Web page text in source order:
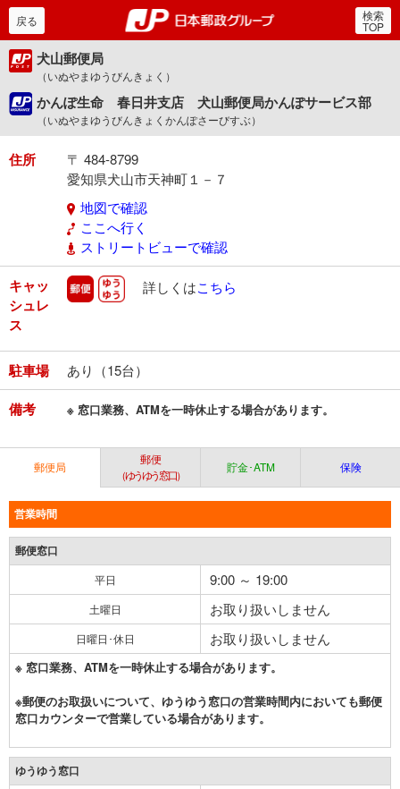
郵便局・日本郵政グルー
戻る 検索
TOP
犬山郵便局
（いぬやまゆうびんきょく）
かんぽ生命 春日井支店 犬山郵便局かんぽサービス部
（いぬやまゆうびんきょくかんぽさーびすぶ）
住所
〒 484-8799
愛知県犬山市天神町１－７
地図で確認
ここへ行く
ストリートビューで確認
キャッ
シュレ
ス
郵便 ゆうゆう
詳しくはこちら
駐車場 あり（15台）
備考 ※ 窓口業務、ATMを一時休止する場合があります。
郵便局
郵便
（ゆうゆう窓口）
貯金･ATM 保険
営業時間
郵便窓口
平日 9:00 ～ 19:00
土曜日 お取り扱いしません
日曜日･休日 お取り扱いしません
※ 窓口業務、ATMを一時休止する場合があります。
※郵便のお取扱いについて、ゆうゆう窓口の営業時間内においても郵便
窓口カウンターで営業している場合があります。
ゆうゆう窓口